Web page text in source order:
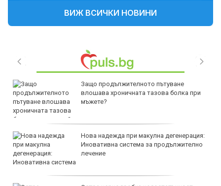
ВИЖ ВСИЧКИ НОВИНИ
Защо продължителното пътуване
влошава хроничната тазова болка при
мъжете?
Нова надежда при макулна дегенерация:
Иновативна система за продължително
лечение